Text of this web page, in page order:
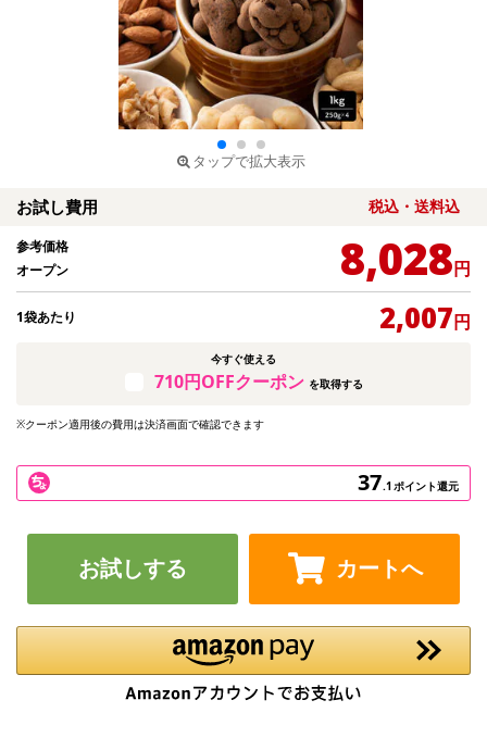
タップで拡大表示
お試し費用 税込・送料込
参考価格
オープン
8,028円
1袋あたり 2,007円
今すぐ使える
710円OFFクーポン を取得する
※クーポン適用後の費用は決済画面で確認できます
37.1ポイント還元
お試しする カートへ